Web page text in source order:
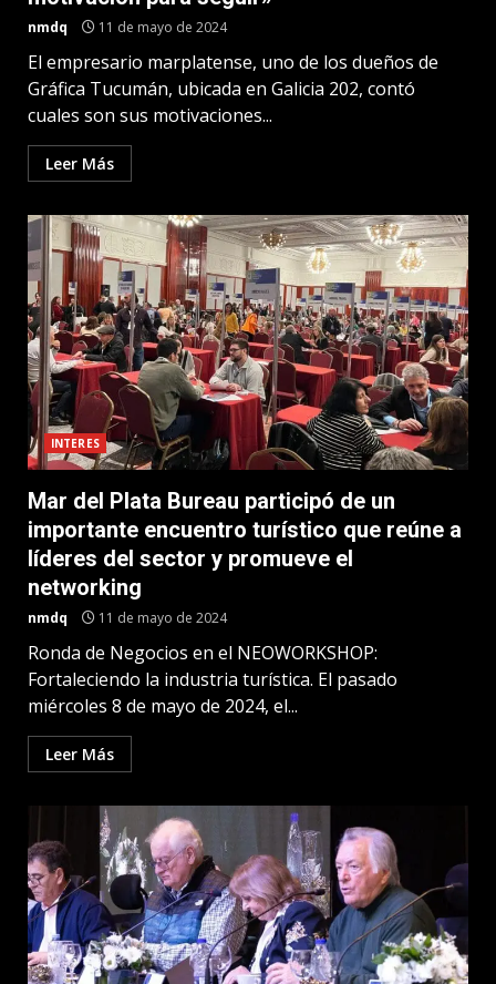
nmdq 11 de mayo de 2024
El empresario marplatense, uno de los dueños de
Gráfica Tucumán, ubicada en Galicia 202, contó
cuales son sus motivaciones...
Leer Más
INTERES
Mar del Plata Bureau participó de un
importante encuentro turístico que reúne a
líderes del sector y promueve el
networking
nmdq 11 de mayo de 2024
Ronda de Negocios en el NEOWORKSHOP:
Fortaleciendo la industria turística. El pasado
miércoles 8 de mayo de 2024, el...
Leer Más